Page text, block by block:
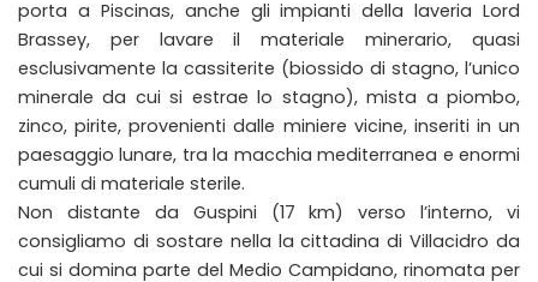
porta a Piscinas, anche gli impianti della laveria Lord
Brassey, per lavare il materiale minerario, quasi
esclusivamente la cassiterite (biossido di stagno, l’unico
minerale da cui si estrae lo stagno), mista a piombo,
zinco, pirite, provenienti dalle miniere vicine, inseriti in un
paesaggio lunare, tra la macchia mediterranea e enormi
cumuli di materiale sterile.
Non distante da Guspini (17 km) verso l’interno, vi
consigliamo di sostare nella la cittadina di Villacidro da
cui si domina parte del Medio Campidano, rinomata per